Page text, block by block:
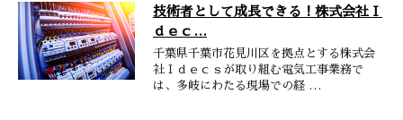
技術者として成長できる！株式会社Ｉ
ｄｅｃ…
千葉県千葉市花見川区を拠点とする株式会
社Ｉｄｅｃｓが取り組む電気工事業務で
は、多岐にわたる現場での経 …